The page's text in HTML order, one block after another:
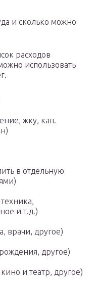
и сколько можно
расходов
использовать
жку, кап.
в отдельную
и т.д.)
врачи, другое)
другое)
и театр, другое)